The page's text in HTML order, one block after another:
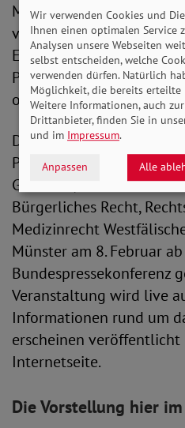
Medizinrechtsexperten
von der Uni Münster
Einführung vor fast zehn
Patientenrecht nicht viel
obwohl es dringenden
Die Erkenntnisse des
Präsident Adolf Bauer
Gutmann, Professor am
Bürgerliches Recht,
Medizinrecht
Münster am 8. Februar
Bundespressekonferenz
Veranstaltung wird live
Informationen rund um
erscheinen veröffentlicht
Internetseite.
Die Vorstellung hier
Wir verwenden Cookies und
Ihnen einen optimalen Service
Analysen unsere Webseiten
selbst entscheiden, welche
verwenden dürfen. Natürlich
Möglichkeit, die bereits
Weitere Informationen, auch
Drittanbieter, finden Sie in
und im Impressum.
Anpassen Alle